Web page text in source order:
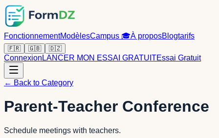
FonctionnementModèlesCampus 🎓À proposBlogtarifs
🇫🇷 🇬🇧 🇩🇿
Connexion LANCER MON ESSAI GRATUITEssai Gratuit
← Back to Category
Parent-Teacher Conference
Schedule meetings with teachers.